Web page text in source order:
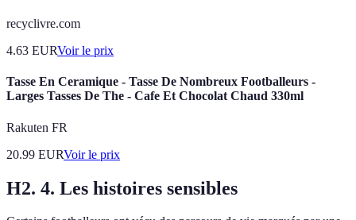
recyclivre.com
4.63 EURVoir le prix
Tasse En Ceramique - Tasse De Nombreux Footballeurs -
Larges Tasses De The - Cafe Et Chocolat Chaud 330ml
Rakuten FR
20.99 EURVoir le prix
H2. 4. Les histoires sensibles